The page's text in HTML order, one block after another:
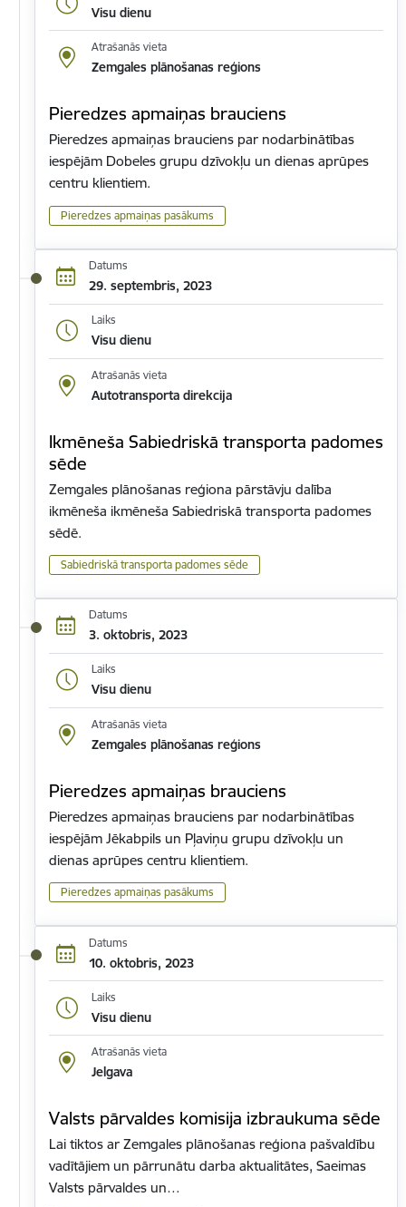
Visu dienu
Atrašanās vieta
Zemgales plānošanas reģions
Pieredzes apmaiņas brauciens
Pieredzes apmaiņas brauciens par nodarbinātības
iespējām Dobeles grupu dzīvokļu un dienas aprūpes
centru klientiem.
Pieredzes apmaiņas pasākums
Datums
29. septembris, 2023
Laiks
Visu dienu
Atrašanās vieta
Autotransporta direkcija
Ikmēneša Sabiedriskā transporta padomes
sēde
Zemgales plānošanas reģiona pārstāvju dalība
ikmēneša ikmēneša Sabiedriskā transporta padomes
sēdē.
Sabiedriskā transporta padomes sēde
Datums
3. oktobris, 2023
Laiks
Visu dienu
Atrašanās vieta
Zemgales plānošanas reģions
Pieredzes apmaiņas brauciens
Pieredzes apmaiņas brauciens par nodarbinātības
iespējām Jēkabpils un Pļaviņu grupu dzīvokļu un
dienas aprūpes centru klientiem.
Pieredzes apmaiņas pasākums
Datums
10. oktobris, 2023
Laiks
Visu dienu
Atrašanās vieta
Jelgava
Valsts pārvaldes komisija izbraukuma sēde
Lai tiktos ar Zemgales plānošanas reģiona pašvaldību
vadītājiem un pārrunātu darba aktualitātes, Saeimas
Valsts pārvaldes un…